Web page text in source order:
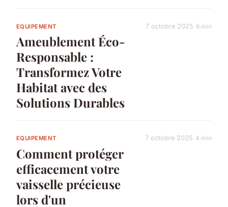
EQUIPEMENT
Ameublement Éco-
Responsable :
Transformez Votre
Habitat avec des
Solutions Durables
7 octobre 2025 6 min
EQUIPEMENT
Comment protéger
efficacement votre
vaisselle précieuse
lors d'un
7 octobre 2025 4 min